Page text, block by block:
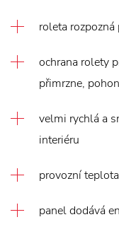
roleta
ochrana rolety
přimrzne,
velmi rychlá a
interiéru
provozní
panel dodává